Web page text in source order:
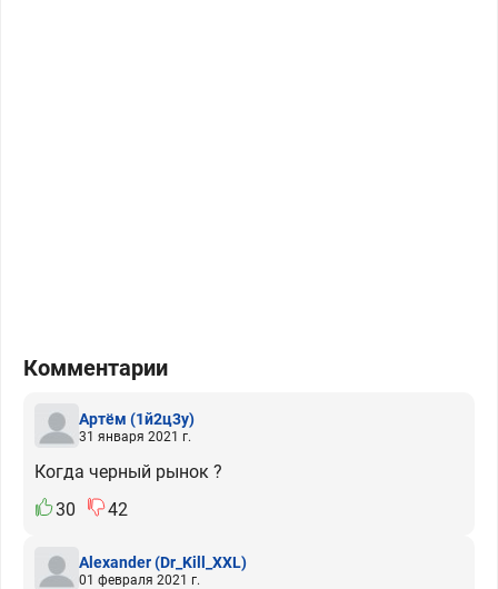
Комментарии
Артём (1й2ц3у)
31 января 2021 г.
Когда черный рынок ?
30
42
Alexander(Dr_Kill_XXL)
01 февраля 2021 г.